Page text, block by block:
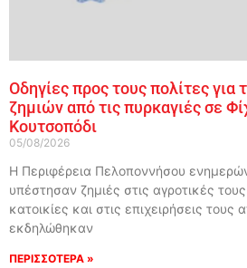
Οδηγίες προς τους πολίτες για
ζημιών από τις πυρκαγιές σε
Κουτσοπόδι
05/08/2026
Η Περιφέρεια Πελοποννήσου
υπέστησαν ζημιές στις αγροτικές
κατοικίες και στις επιχειρήσεις τους
εκδηλώθηκαν
ΠΕΡΙΣΣΟΤΕΡΑ »